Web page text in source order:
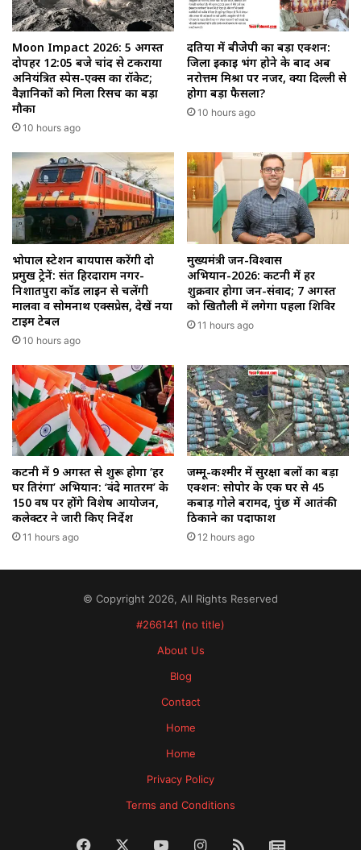
Moon Impact 2026: 5 अगस्त
दोपहर 12:05 बजे चांद से टकराया
अनियंत्रित स्पेस-एक्स का रॉकेट;
वैज्ञानिकों को मिला रिसर्च का बड़ा
मौका
10 hours ago
दतिया में बीजेपी का बड़ा एक्शन:
जिला इकाई भंग होने के बाद अब
नरोत्तम मिश्रा पर नजर, क्या दिल्ली से
होगा बड़ा फैसला?
10 hours ago
भोपाल स्टेशन बायपास करेंगी दो
प्रमुख ट्रेनें: संत हिरदाराम नगर-
निशातपुरा कॉर्ड लाइन से चलेंगी
मालवा व सोमनाथ एक्सप्रेस, देखें नया
टाइम टेबल
10 hours ago
मुख्यमंत्री जन-विश्वास
अभियान-2026: कटनी में हर
शुक्रवार होगा जन-संवाद; 7 अगस्त
को खितौली में लगेगा पहला शिविर
11 hours ago
कटनी में 9 अगस्त से शुरू होगा ‘हर
घर तिरंगा’ अभियान: ‘वंदे मातरम’ के
150 वर्ष पर होंगे विशेष आयोजन,
कलेक्टर ने जारी किए निर्देश
11 hours ago
जम्मू-कश्मीर में सुरक्षा बलों का बड़ा
एक्शन: सोपोर के एक घर से 45
कबाड़ गोले बरामद, पुंछ में आतंकी
ठिकाने का पर्दाफाश
12 hours ago
© Copyright 2026, All Rights Reserved
#266141 (no title)
About Us
Blog
Contact
Home
Home
Privacy Policy
Terms and Conditions
Facebook YouTubeInstagram
RSS News